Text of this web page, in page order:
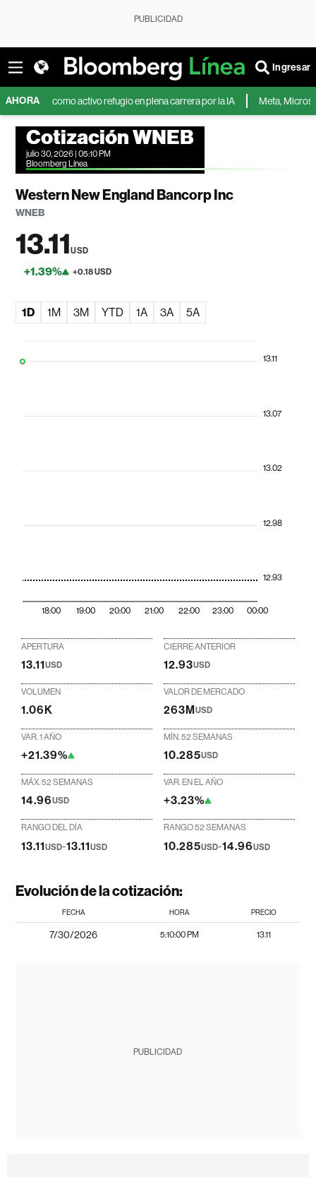
PUBLICIDAD
Ingresar
AHORAcomo activo refugio en plena carrera por la IA Meta, Microsoft y la
Cotización WNEB
julio 30, 2026 | 05:10 PM
Bloomberg Línea
Western New England Bancorp Inc
WNEB
13.11USD
+1.39% +0.18 USD
1D 1M 3M YTD 1A 3A 5A
18:00 19:00 20:00 21:00 22:00 23:00 00:00
12.93
12.98
13.02
13.07
13.11
APERTURA
13.11USD
CIERRE ANTERIOR
12.93USD
VOLUMEN
1.06K
VALOR DE MERCADO
263MUSD
VAR. 1 AÑO
+21.39%
MÍN. 52 SEMANAS
10.285USD
MÁX. 52 SEMANAS
14.96USD
VAR. EN EL AÑO
+3.23%
RANGO DEL DÍA
13.11USD-13.11USD
RANGO 52 SEMANAS
10.285USD-14.96USD
Evolución de la cotización:
FECHA HORA PRECIO
7/30/2026 5:10:00 PM 13.11
PUBLICIDAD